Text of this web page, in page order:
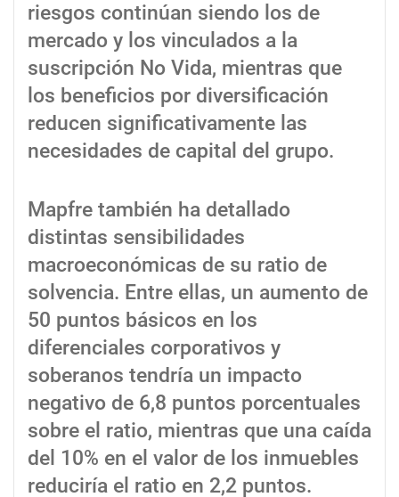
riesgos continúan siendo los de
mercado y los vinculados a la
suscripción No Vida, mientras que
los beneficios por diversificación
reducen significativamente las
necesidades de capital del grupo.
Mapfre también ha detallado
distintas sensibilidades
macroeconómicas de su ratio de
solvencia. Entre ellas, un aumento de
50 puntos básicos en los
diferenciales corporativos y
soberanos tendría un impacto
negativo de 6,8 puntos porcentuales
sobre el ratio, mientras que una caída
del 10% en el valor de los inmuebles
reduciría el ratio en 2,2 puntos.